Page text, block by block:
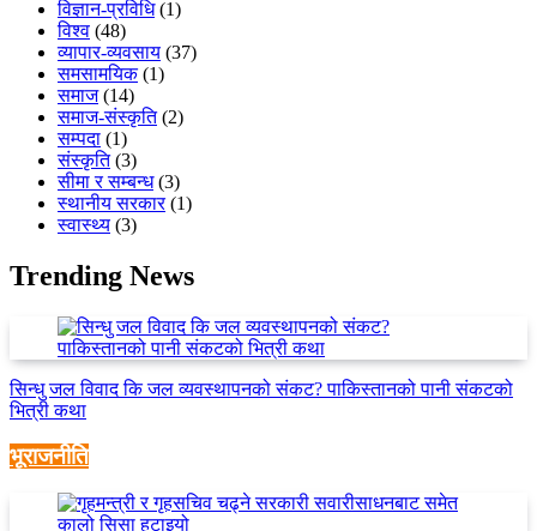
विज्ञान-प्रविधि(1)
विश्व (48)
व्यापार-व्यवसाय (37)
समसामयिक(1)
समाज(14)
समाज-संस्कृति(2)
सम्पदा (1)
संस्कृति(3)
सीमा र सम्बन्ध(3)
स्थानीय सरकार(1)
स्वास्थ्य (3)
Trending News
सिन्धु जल विवाद कि जल व्यवस्थापनको संकट? पाकिस्तानको पानी संकटको
भित्री कथा
भूराजनीति